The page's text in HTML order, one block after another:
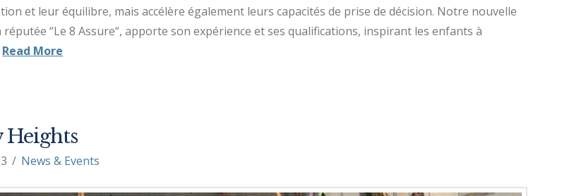
et leur équilibre, mais accélère également leurs capacités de prise de décision. Notre nouvelle
réputée “Le 8 Assure“, apporte son expérience et ses qualifications, inspirant les enfants à
Read More
Heights
News & Events